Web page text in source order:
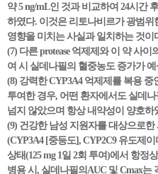
약 5 ng/mL인 것과 비교하여 24시간
하였다. 이것은 리토나비르가 광범위
영향을 미치는 사실과 일치하는 것이
(7) 다른 protease 억제제와 이 약 사
여 시 실데나필의 혈중농도 증가가
(8) 강력한 CYP3A4 억제제를 복용
투여한 경우, 어떤 환자에서도 실데
넘지 않았으며 항상 내약성이 양호하
(9) 건강한 남성 지원자를 대상으로
(CYP3A4 [중등도], CYP2C9 유도제
상태(125 mg 1일 2회 투여)에서 항정
병용 시, 실데나필의AUC 및 Cmax는